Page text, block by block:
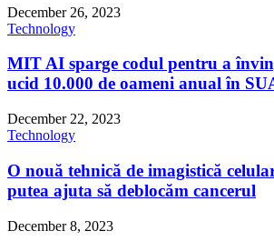
December 26, 2023
Technology
MIT AI sparge codul pentru a
ucid 10.000 de oameni anual în
December 22, 2023
Technology
O nouă tehnică de imagistică
putea ajuta să deblocăm cancerul
December 8, 2023